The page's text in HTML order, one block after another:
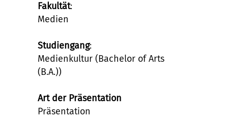
Fakultät:
Medien
Studiengang:
Medienkultur (Bachelor of Arts
(B.A.))
Art der Präsentation
Präsentation